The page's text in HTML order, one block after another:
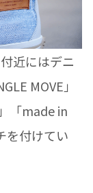
近にはデニ
MOVE」
「made in
を付けてい